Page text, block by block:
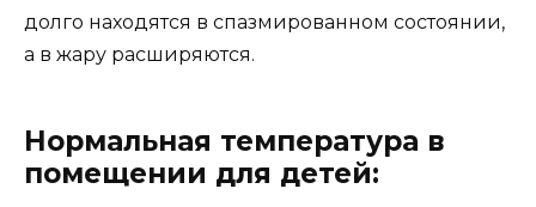
долго находятся в спазмированном состоянии,
а в жару расширяются.
Нормальная температура в
помещении для детей: